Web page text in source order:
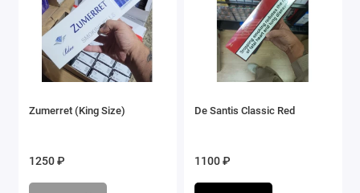
Zumerret (King Size)
1250 ₽
De Santis Classic Red
1100 ₽